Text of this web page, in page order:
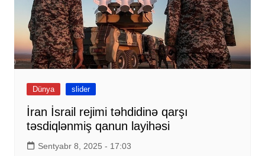
Dünya slider
İran İsrail rejimi təhdidinə qarşı
təsdiqlənmiş qanun layihəsi
Sentyabr 8, 2025 - 17:03